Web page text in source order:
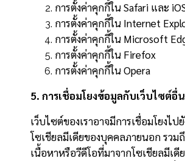
การตั้งค่าคุกกี้ในSafari และ
การตั้งค่าคุกกี้ใน Internet
การตั้งค่าคุกกี้ใน Microsoft
การตั้งค่าคุกกี้ใน Firefox
การตั้งค่าคุกกี้ในOpera
5. การเชื่อมโยงข้อมูลกับเว็บไซต์อื่น
เว็บไซต์ของเราอาจมีการเชื่อมโยงไป
โซเชียลมีเดียของบุคคลภายนอก รวม
เนื้อหาหรือวีดีโอที่มาจากโซเชียลมีเดี